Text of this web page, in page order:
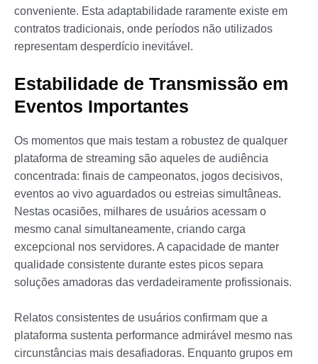
conveniente. Esta adaptabilidade raramente existe em
contratos tradicionais, onde períodos não utilizados
representam desperdício inevitável.
Estabilidade de Transmissão em
Eventos Importantes
Os momentos que mais testam a robustez de qualquer
plataforma de streaming são aqueles de audiência
concentrada: finais de campeonatos, jogos decisivos,
eventos ao vivo aguardados ou estreias simultâneas.
Nestas ocasiões, milhares de usuários acessam o
mesmo canal simultaneamente, criando carga
excepcional nos servidores. A capacidade de manter
qualidade consistente durante estes picos separa
soluções amadoras das verdadeiramente profissionais.
Relatos consistentes de usuários confirmam que a
plataforma sustenta performance admirável mesmo nas
circunstâncias mais desafiadoras. Enquanto grupos em